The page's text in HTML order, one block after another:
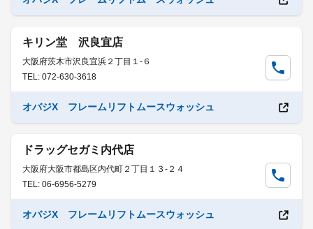
キリン堂 沢良宜店
大阪府茨木市沢良宜浜２丁目１-６
TEL: 072-630-3618
オバジX フレームリフトムースウォッシュ
ドラッグセガミ内代店
大阪府大阪市都島区内代町２丁目１３-２４
TEL: 06-6956-5279
オバジX フレームリフトムースウォッシュ